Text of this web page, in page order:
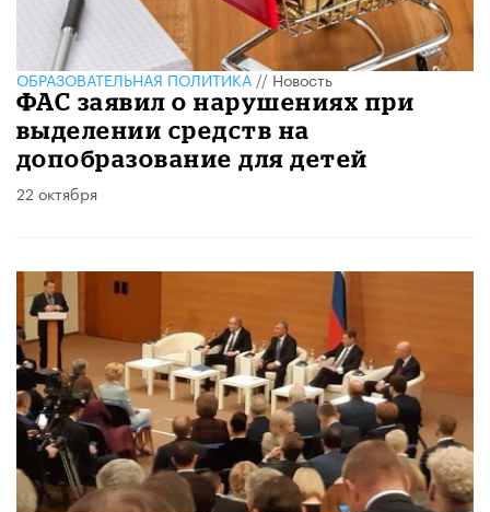
ОБРАЗОВАТЕЛЬНАЯ ПОЛИТИКА//Новость
ФАС заявил о нарушениях при
выделении средств на
допобразование для детей
22 октября